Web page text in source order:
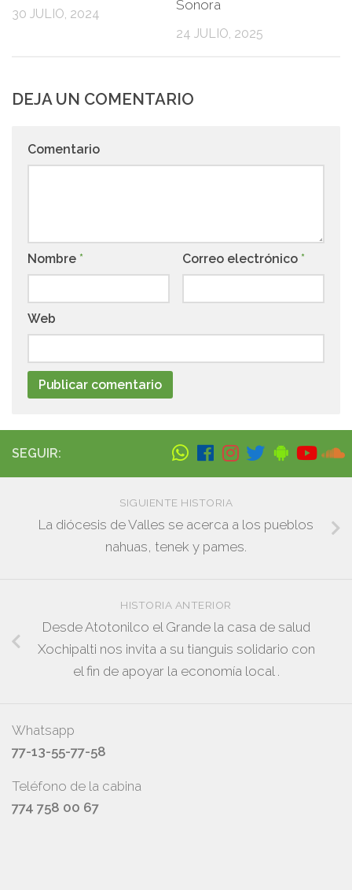
30 JULIO, 2024
Sonora
24 JULIO, 2025
DEJA UN COMENTARIO
Comentario
Nombre * Correo electrónico *
Web
SEGUIR:
SIGUIENTE HISTORIA
La diócesis de Valles se acerca a los pueblos
nahuas, tenek y pames.
HISTORIA ANTERIOR
Desde Atotonilco el Grande la casa de salud
Xochipalti nos invita a su tianguis solidario con
el fin de apoyar la economía local .
Whatsapp
77-13-55-77-58
Teléfono de la cabina
774 758 00 67